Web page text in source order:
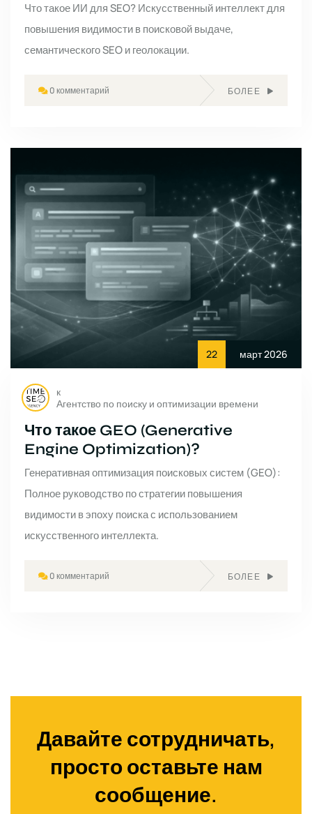
Что такое ИИ для SEO? Искусственный интеллект для
повышения видимости в поисковой выдаче,
семантического SEO и геолокации.
0 комментарий БОЛЕЕ
22 март 2026
к
Агентство по поиску и оптимизации времени
Что такое GEO (Generative
Engine Optimization)?
Генеративная оптимизация поисковых систем (GEO):
Полное руководство по стратегии повышения
видимости в эпоху поиска с использованием
искусственного интеллекта.
0 комментарий БОЛЕЕ
Давайте сотрудничать,
просто оставьте нам
сообщение.